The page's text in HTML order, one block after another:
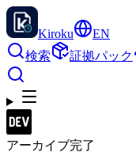
Kiroku
EN
検索
証拠パック
アーカイブ完了